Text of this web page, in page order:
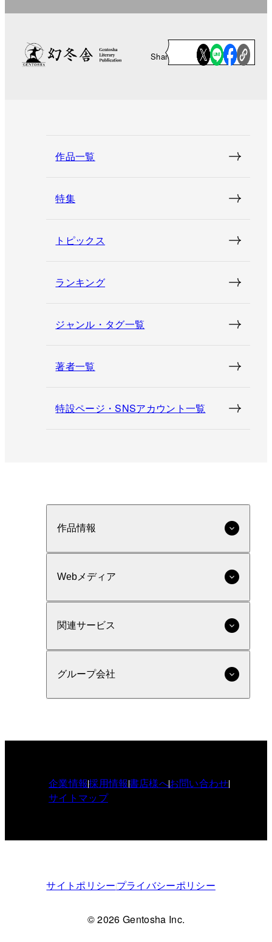
Share
作品一覧
特集
トピックス
ランキング
ジャンル・タグ一覧
著者一覧
特設ページ・SNSアカウント一覧
作品情報
Webメディア
関連サービス
グループ会社
企業情報採用情報書店様へお問い合わせ
サイトマップ
サイトポリシープライバシーポリシー
© 2026 Gentosha Inc.